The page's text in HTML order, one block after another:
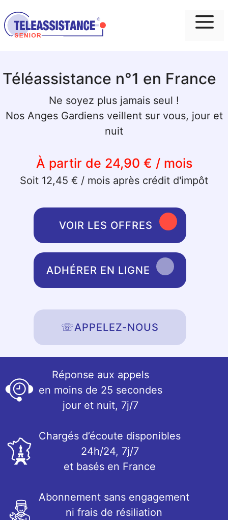
Téléassistance n°1 en France
Ne soyez plus jamais seul !
Nos Anges Gardiens veillent sur vous, jour et
nuit
À partir de 24,90 € / mois
Soit 12,45 € / mois après crédit d'impôt
VOIR LES OFFRES
ADHÉRER EN LIGNE
☏APPELEZ-NOUS
Réponse aux appels
en moins de 25 secondes
jour et nuit, 7j/7
Chargés d’écoute disponibles
24h/24, 7j/7
et basés en France
Abonnement sans engagement
ni frais de résiliation